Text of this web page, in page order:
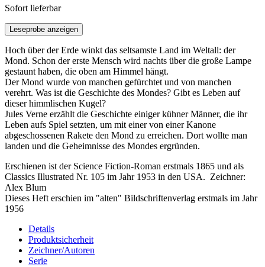
Sofort lieferbar
Leseprobe anzeigen
Hoch über der Erde winkt das seltsamste Land im Weltall: der
Mond. Schon der erste Mensch wird nachts über die große Lampe
gestaunt haben, die oben am Himmel hängt.
Der Mond wurde von manchen gefürchtet und von manchen
verehrt. Was ist die Geschichte des Mondes? Gibt es Leben auf
dieser himmlischen Kugel?
Jules Verne erzählt die Geschichte einiger kühner Männer, die ihr
Leben aufs Spiel setzten, um mit einer von einer Kanone
abgeschossenen Rakete den Mond zu erreichen. Dort wollte man
landen und die Geheimnisse des Mondes ergründen.
Erschienen ist der Science Fiction-Roman erstmals 1865 und als
Classics Illustrated Nr. 105 im Jahr 1953 in den USA. Zeichner:
Alex Blum
Dieses Heft erschien im "alten" Bildschriftenverlag erstmals im Jahr
1956
Details
Produktsicherheit
Zeichner/Autoren
Serie